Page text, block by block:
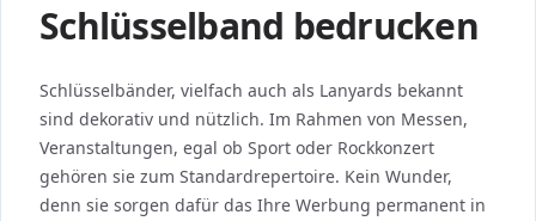
Schlüsselband bedrucken
Schlüsselbänder, vielfach auch als Lanyards bekannt
sind dekorativ und nützlich. Im Rahmen von Messen,
Veranstaltungen, egal ob Sport oder Rockkonzert
gehören sie zum Standardrepertoire. Kein Wunder,
denn sie sorgen dafür das Ihre Werbung permanent in